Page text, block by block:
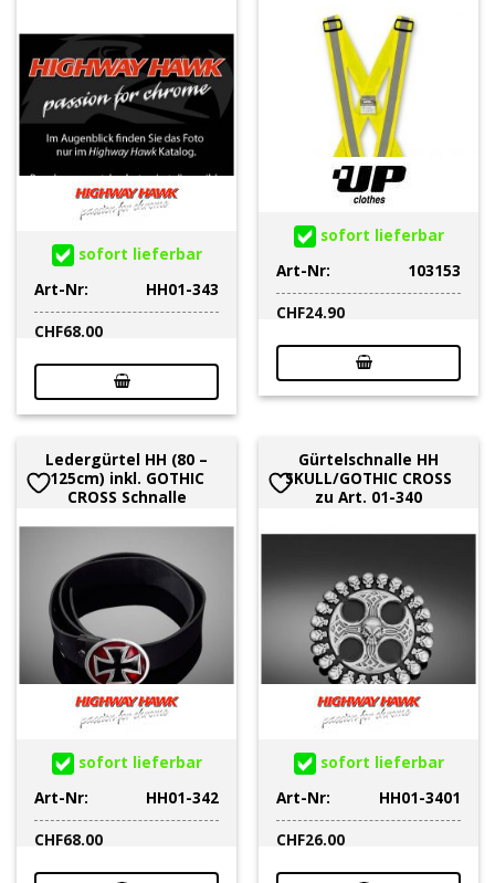
sofort lieferbar
Art-Nr:
HH01-343
CHF68.00
sofort lieferbar
Art-Nr:
103153
CHF24.90
Ledergürtel HH (80 –
125cm) inkl. GOTHIC
CROSS Schnalle
sofort lieferbar
Art-Nr:
HH01-342
CHF68.00
Gürtelschnalle HH
SKULL/GOTHIC CROSS
zu Art. 01-340
sofort lieferbar
Art-Nr:
HH01-3401
CHF26.00